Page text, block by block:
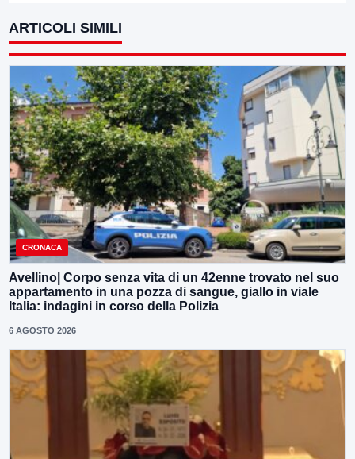
ARTICOLI SIMILI
CRONACA
Avellino| Corpo senza vita di un 42enne trovato nel suo
appartamento in una pozza di sangue, giallo in viale
Italia: indagini in corso della Polizia
6 AGOSTO 2026